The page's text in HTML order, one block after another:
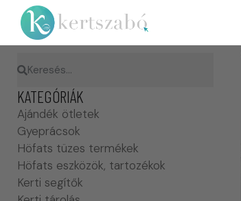
KATEGÓRIÁK
Ajándék ötletek
Gyeprácsok
Höfats tüzes termékek
Höfats eszközök, tartozékok
Kerti segítők